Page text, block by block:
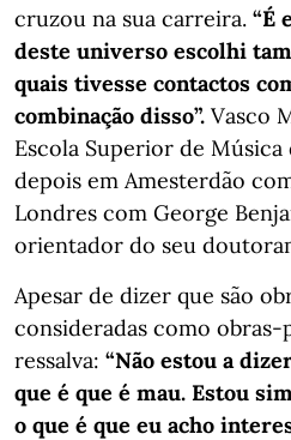
cruzou na sua carreira. “É
deste universo escolhi
quais tivesse contactos
combinação disso”. Vasco
Escola Superior de Música
depois em Amesterdão
Londres com George
orientador do seu
Apesar de dizer que são
consideradas como obras-
ressalva: “Não estou a
que é que é mau. Estou
o que é que eu acho